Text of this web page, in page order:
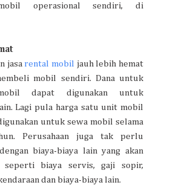
operasional sendiri, di
jasa rental mobil jauh lebih hemat
mobil sendiri. Dana untuk
dapat digunakan untuk
Lagi pula harga satu unit mobil
untuk sewa mobil selama
Perusahaan juga tak perlu
biaya-biaya lain yang akan
seperti biaya servis, gaji sopir,
dan biaya-biaya lain.